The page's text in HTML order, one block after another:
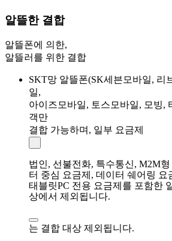
알뜰한 결합
알뜰폰에 의한,
알뜰러를 위한 결합
SKT망 알뜰폰(SK세븐모바일, 리
일,
아이즈모바일, 토스모바일, 모빙,
객만
결합 가능하며, 일부 요금제
법인, 선불전화, 특수통신, M2M형
터 중심 요금제, 데이터 쉐어링 요
태블릿PC 전용 요금제를 포함한
상에서 제외됩니다.
는 결합 대상 제외됩니다.